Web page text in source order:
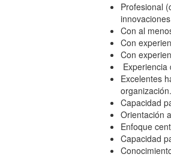
Profesional
Con al
Con
Con
Excelentes
organización.
Capacidad
Orientación
Enfoque
Capacidad